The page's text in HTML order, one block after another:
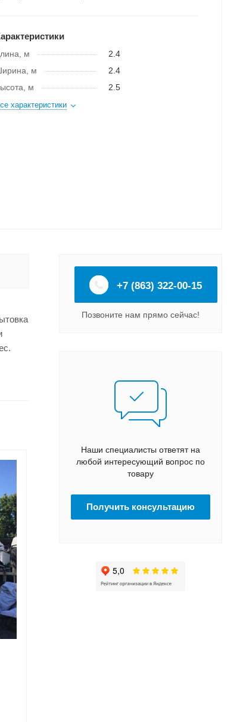
м
2.4
м
2.4
м
2.5
характеристики
+7 (863) 322-00-15
Позвоните нам прямо сейчас!
Наши специалисты ответят на
любой интересующий вопрос по
товару
Получить консультацию